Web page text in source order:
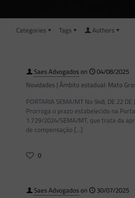
Categories Tags Authors
Saes Advogadoson
04/08/2025
Novidades | Âmbito estadual: Mato
PORTARIA SEMA/MT No 948, DE 22 DE
Prorroga o prazo estabelecido na
1.729/2024/SEMA/MT, que trata da
de compensação […]
0
Saes Advogadoson
30/07/2025